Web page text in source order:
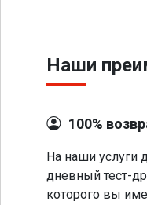
Наши
100%
На наши услуги
дневный тест-
которого вы